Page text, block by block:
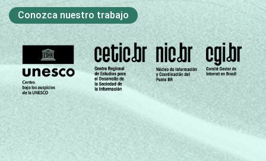
SM
Mais de 10
SM
62 62
Classe
social
2008
Classe A 63 60
Classe B
Classe C 40 53
Conozca nuestro trabajo